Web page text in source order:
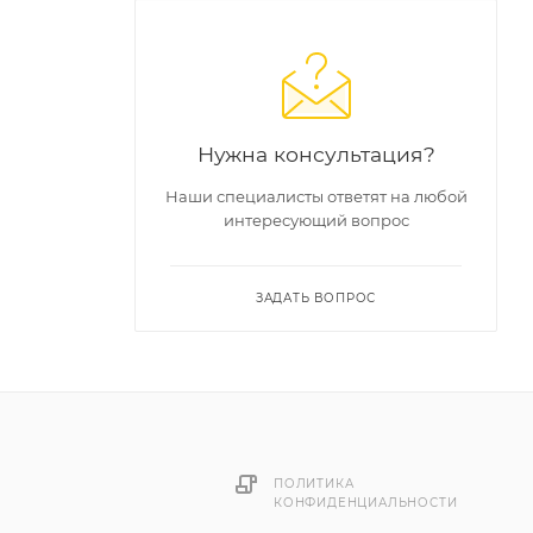
Нужна консультация?
Наши специалисты ответят на любой
интересующий вопрос
ЗАДАТЬ ВОПРОС
ПОЛИТИКА
КОНФИДЕНЦИАЛЬНОСТИ